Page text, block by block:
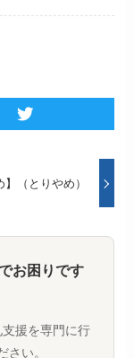
】（とりやめ）
お困りです
援を専門に行
さい。